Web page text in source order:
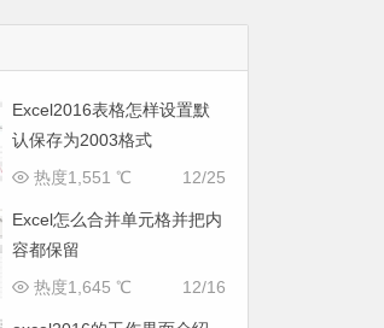
Excel2016表格怎样设置默
认保存为2003格式
12/25
热度1,551 ℃
Excel怎么合并单元格并把内
容都保留
12/16
热度1,645 ℃